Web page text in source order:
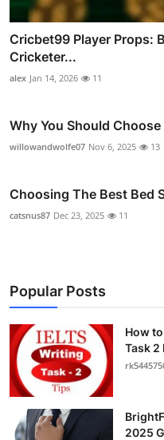
Cricbet99 Player Props:
Cricketer...
alex Jan 14, 2026 11
Why You Should
willowandwolfe07 Nov 6, 2025 13
Choosing The Best Bed
catsnus87 Dec 23, 2025 11
Popular Posts
How
Task
2025